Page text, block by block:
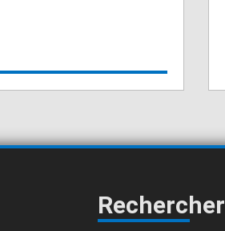
Rechercher